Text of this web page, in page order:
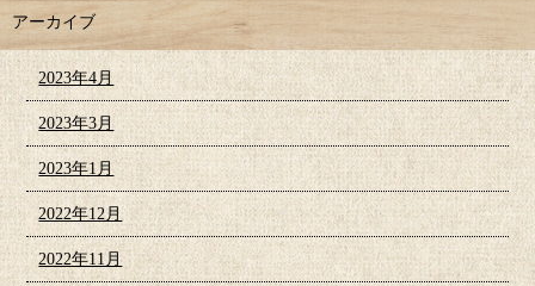
アーカイブ
2023年4月
2023年3月
2023年1月
2022年12月
2022年11月